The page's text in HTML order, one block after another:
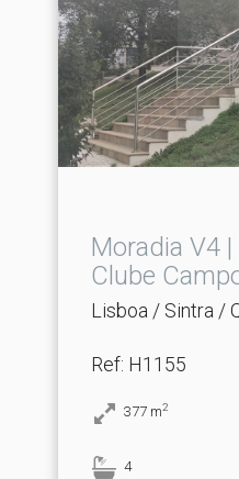
Moradia V4 |
Clube
Lisboa / Sintra /
Ref: H1155
377 m2
4